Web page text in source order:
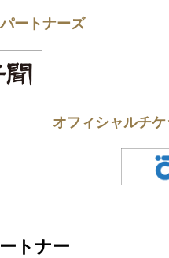
ートナーズ
オフィシャルチ
トナー